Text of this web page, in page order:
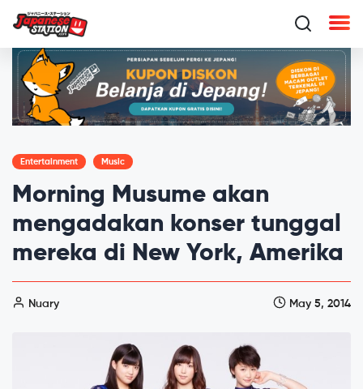
Entertainment Music
Morning Musume akan
mengadakan konser tunggal
mereka di New York, Amerika
Nuary May 5, 2014